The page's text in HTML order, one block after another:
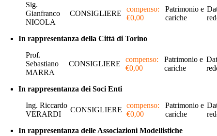
Sig.
Gianfranco
NICOLA
CONSIGLIERE
compenso:
€0,00
Patrimonio e
cariche
In rappresentanza della Città di Torino
Prof.
Sebastiano
MARRA
CONSIGLIERE
compenso:
€0,00
Patrimonio e
cariche
In rappresentanza dei Soci Enti
Ing. Riccardo
VERARDI
CONSIGLIERE
compenso:
€0,00
Patrimonio e
cariche
In rappresentanza delle Associazioni Modellistiche